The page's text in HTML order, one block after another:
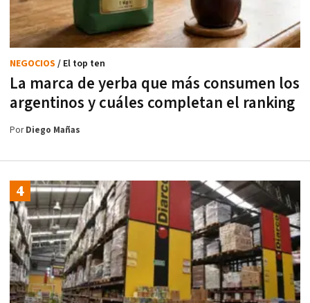
La marca de yerba que más consumen los
argentinos y cuáles completan el ranking
NEGOCIOS / El top ten
PorDiego Mañas